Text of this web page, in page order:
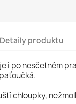
Detaily produktu
je i po nesčetném
chloupky,